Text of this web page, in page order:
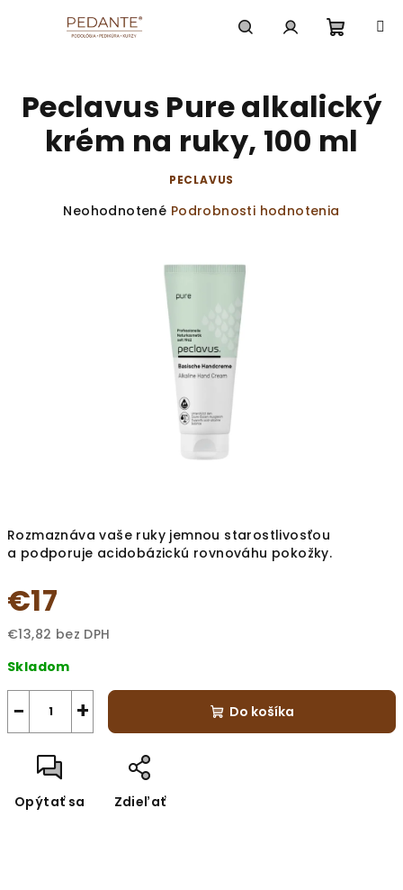
košík
Rozmaznáva vaše ruky jemnou starostlivosťou
a podporuje acidobázickú rovnováhu pokožky.
€17
€13,82 bez DPH
cena:
Skladom
+
− Do košíka
Opýtať sa Zdieľať
Peclavus Pure alkalický
krém na ruky, 100 ml
PECLAVUS
Priemerné
Neohodnotené Podrobnosti hodnotenia